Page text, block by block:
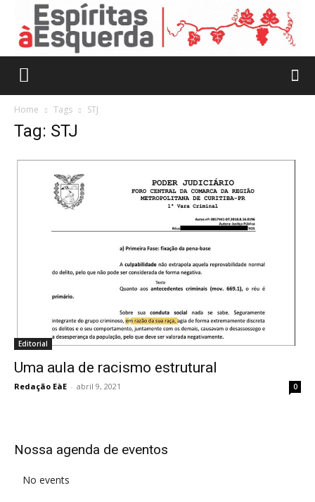
Home Tags STJ
Tag: STJ
Editorial
Uma aula de racismo estrutural
Redação EàE - abril 9, 2021 0
Nossa agenda de eventos
No events